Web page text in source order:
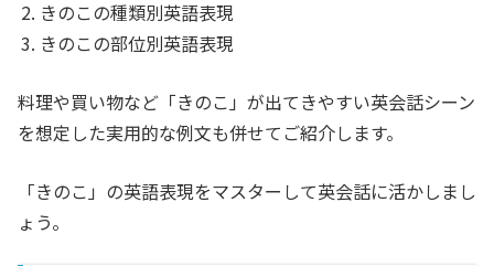
きのこの種類別英語表現
きのこの部位別英語表現
料理や買い物など「きのこ」が出てきやすい英会話シーン
を想定した実用的な例文も併せてご紹介します。
「きのこ」の英語表現をマスターして英会話に活かしまし
ょう。